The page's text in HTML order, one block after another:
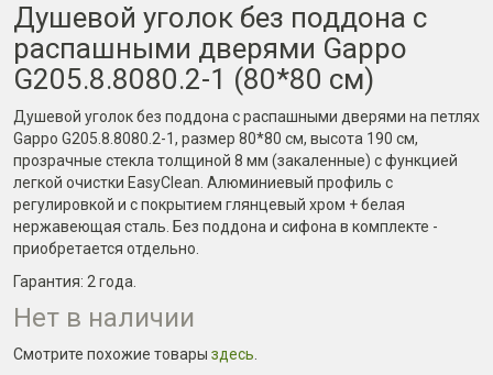
Душевой уголок без поддона с
распашными дверями Gappo
G205.8.8080.2-1 (80*80 см)
Душевой уголок без поддона с распашными дверями на петлях
Gappo G205.8.8080.2-1, размер 80*80 см, высота 190 см,
прозрачные стекла толщиной 8 мм (закаленные) с функцией
легкой очистки EasyClean. Алюминиевый профиль с
регулировкой и с покрытием глянцевый хром + белая
нержавеющая сталь. Без поддона и сифона в комплекте -
приобретается отдельно.
Гарантия: 2 года
Нет в наличии
Смотрите похожие товары здесь